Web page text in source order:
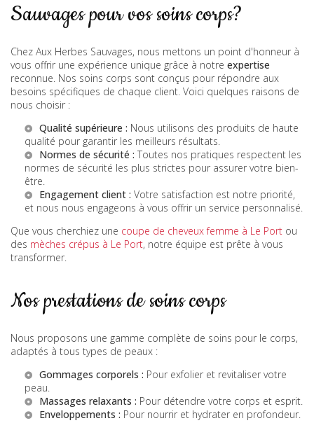
Sauvages pour vos soins corps?
Chez Aux Herbes Sauvages, nous mettons un point d'honneur à
vous offrir une expérience unique grâce à notre expertise
reconnue. Nos soins corps sont conçus pour répondre aux
besoins spécifiques de chaque client. Voici quelques raisons de
nous choisir :
Qualité supérieure : Nous utilisons des produits de haute
qualité pour garantir les meilleurs résultats.
Normes de sécurité : Toutes nos pratiques respectent les
normes de sécurité les plus strictes pour assurer votre bien-
être.
Engagement client : Votre satisfaction est notre priorité,
et nous nous engageons à vous offrir un service personnalisé.
Que vous cherchiez une coupe de cheveux femme à Le Port ou
des mèches crépus à Le Port, notre équipe est prête à vous
transformer.
Nos prestations de soins corps
Nous proposons une gamme complète de soins pour le corps,
adaptés à tous types de peaux :
Gommages corporels : Pour exfolier et revitaliser votre
peau.
Massages relaxants : Pour détendre votre corps et esprit.
Enveloppements : Pour nourrir et hydrater en profondeur.